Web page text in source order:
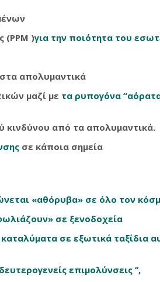
(PPM )για την ποιότητα του
απολυμαντικά
μαζί με τα ρυπογόνα
κινδύνου από τα απολυμαντικά.
σε κάποια σημεία
«αθόρυβα» σε όλο τον
σε ξενοδοχεία
σε εξωτικά ταξίδια
επιμολύνσεις ’’,